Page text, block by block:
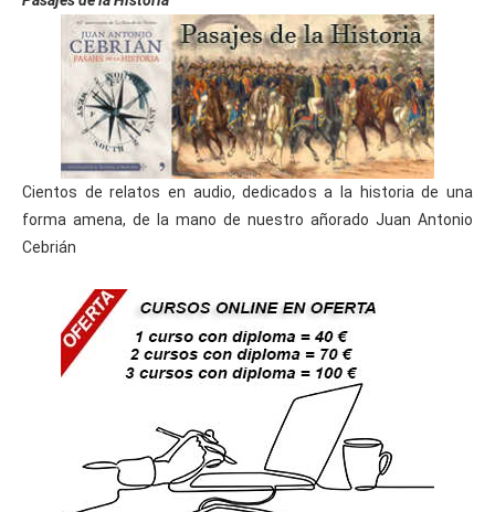
Cientos de relatos en audio, dedicados a la historia de una
forma amena, de la mano de nuestro añorado Juan Antonio
Cebrián